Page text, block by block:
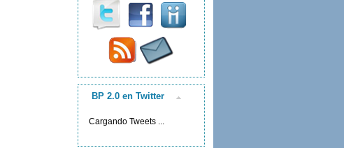
BP 2.0 en Twitter
Cargando Tweets ...